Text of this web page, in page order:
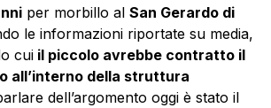
per morbillo al San Gerardo di
le informazioni riportate su media,
cui il piccolo avrebbe contratto il
all’interno della struttura
dell’argomento oggi è stato il